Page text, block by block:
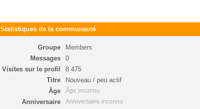
Statistiques de la communauté
Groupe
Members
Messages
0
Visites sur le profil
8 475
Titre
Nouveau / peu actif
Âge
Âge inconnu
Anniversaire Anniversaire inconnu